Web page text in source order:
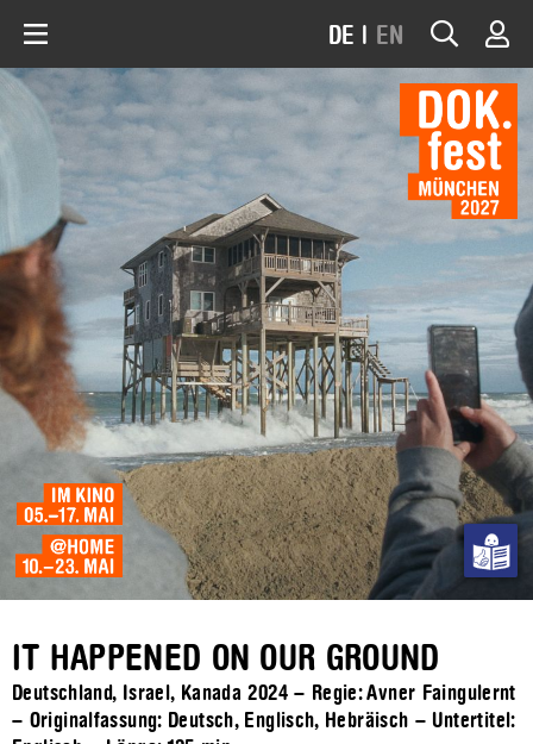
DE | EN
IT HAPPENED ON OUR GROUND
Deutschland, Israel, Kanada 2024 – Regie: Avner Faingulernt
– Originalfassung: Deutsch, Englisch, Hebräisch – Untertitel: